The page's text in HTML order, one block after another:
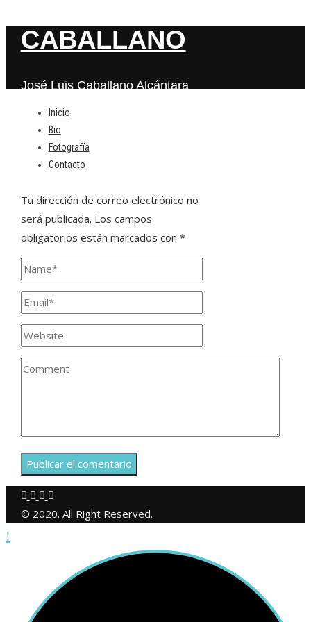
CABALLANO
José Luis Caballano Alcántara
Inicio
Bio
Fotografía
Contacto
Deja una respuesta
Tu dirección de correo electrónico no
será publicada. Los campos
obligatorios están marcados con *
© 2020. All Right Reserved.